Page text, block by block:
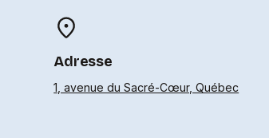
Adresse
1, avenue du Sacré-Cœur, Québec